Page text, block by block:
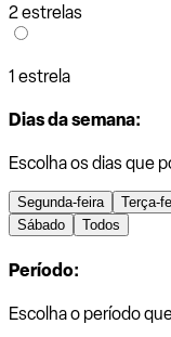
2 estrelas
1 estrela
Dias da semana:
Escolha os dias que
Segunda-feira Terça-
Sábado
Todos
Período:
Escolha o período